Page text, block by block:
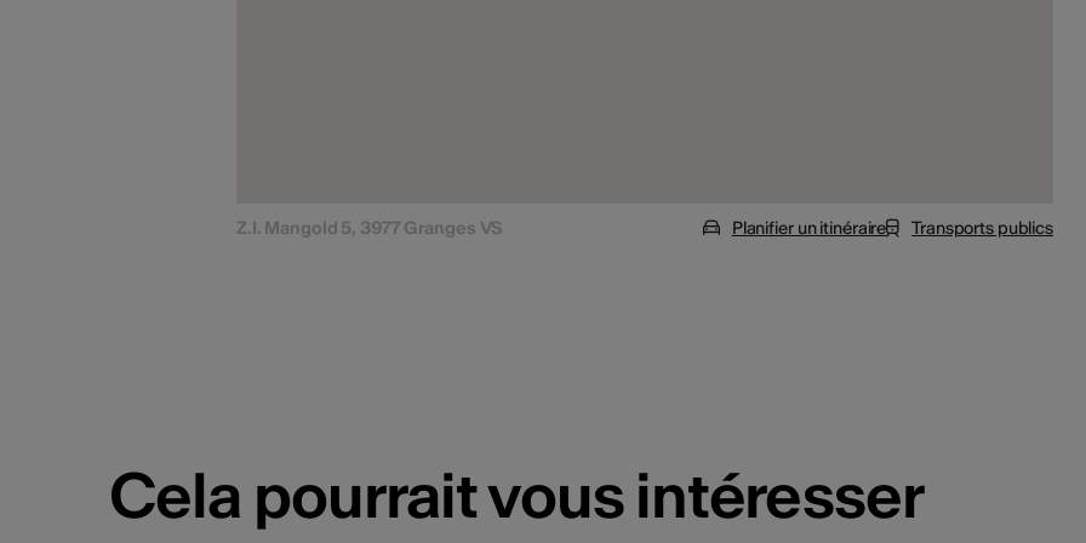
Z.I. Mangold 5, 3977 Granges VS Planifier un itinéraire Transports publics
Cela pourrait vous intéresser